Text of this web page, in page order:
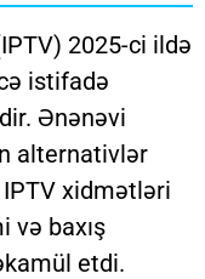
2025-ci ildə
istifadə
Ənənəvi
alternativlər
xidmətləri
və baxış
etdi.